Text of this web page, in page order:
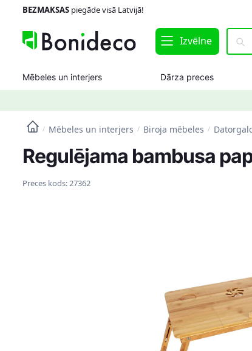
navigation
content
BEZMAKSASpiegāde visā Latvijā!
Izvēlne
Meklēt:
Mēbeles un interjers Dārza preces
/ Mēbeles un interjers / Biroja mēbeles /
Regulējama bambusa
Preces kods:27362